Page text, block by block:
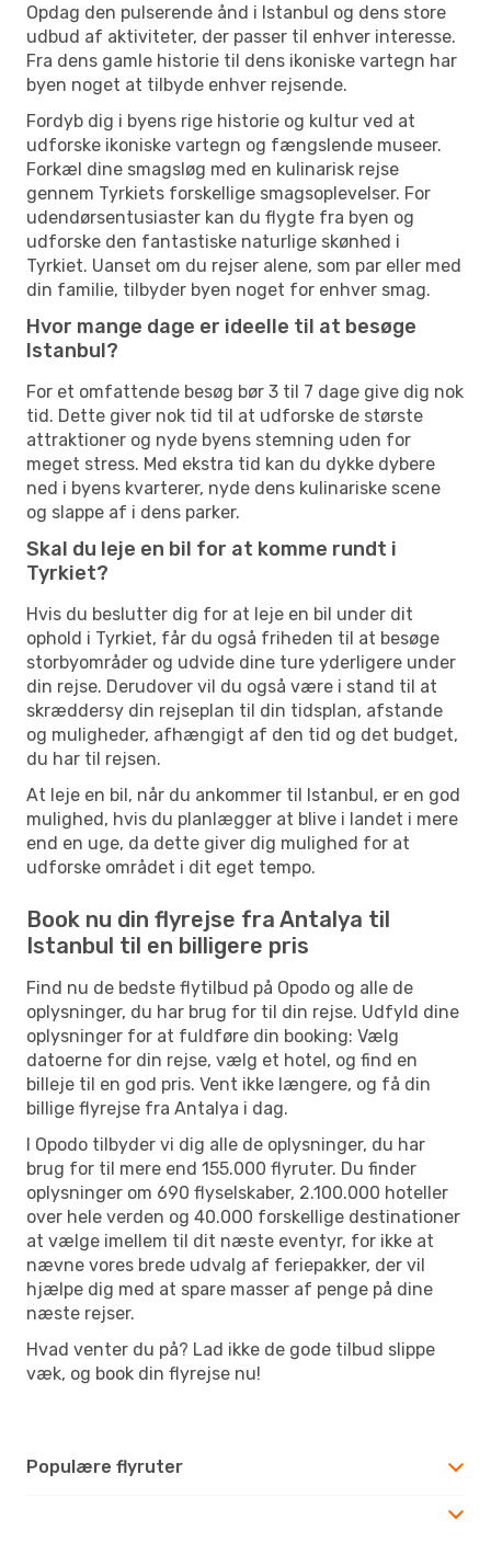
Opdag den pulserende ånd i Istanbul og dens store
udbud af aktiviteter, der passer til enhver interesse.
Fra dens gamle historie til dens ikoniske vartegn har
byen noget at tilbyde enhver rejsende.
Fordyb dig i byens rige historie og kultur ved at
udforske ikoniske vartegn og fængslende museer.
Forkæl dine smagsløg med en kulinarisk rejse
gennem Tyrkiets forskellige smagsoplevelser. For
udendørsentusiaster kan du flygte fra byen og
udforske den fantastiske naturlige skønhed i
Tyrkiet. Uanset om du rejser alene, som par eller med
din familie, tilbyder byen noget for enhver smag.
Hvor mange dage er ideelle til at besøge
Istanbul?
For et omfattende besøg bør 3 til 7 dage give dig nok
tid. Dette giver nok tid til at udforske de største
attraktioner og nyde byens stemning uden for
meget stress. Med ekstra tid kan du dykke dybere
ned i byens kvarterer, nyde dens kulinariske scene
og slappe af i dens parker.
Skal du leje en bil for at komme rundt i
Tyrkiet?
Hvis du beslutter dig for at leje en bil under dit
ophold i Tyrkiet, får du også friheden til at besøge
storbyområder og udvide dine ture yderligere under
din rejse. Derudover vil du også være i stand til at
skræddersy din rejseplan til din tidsplan, afstande
og muligheder, afhængigt af den tid og det budget,
du har til rejsen.
At leje en bil, når du ankommer til Istanbul, er en god
mulighed, hvis du planlægger at blive i landet i mere
end en uge, da dette giver dig mulighed for at
udforske området i dit eget tempo.
Book nu din flyrejse fra Antalya til
Istanbul til en billigere pris
Find nu de bedste flytilbud på Opodo og alle de
oplysninger, du har brug for til din rejse. Udfyld dine
oplysninger for at fuldføre din booking: Vælg
datoerne for din rejse, vælg et hotel, og find en
billeje til en god pris. Vent ikke længere, og få din
billige flyrejse fra Antalya i dag.
I Opodo tilbyder vi dig alle de oplysninger, du har
brug for til mere end 155.000 flyruter. Du finder
oplysninger om 690 flyselskaber, 2.100.000 hoteller
over hele verden og 40.000 forskellige destinationer
at vælge imellem til dit næste eventyr, for ikke at
nævne vores brede udvalg af feriepakker, der vil
hjælpe dig med at spare masser af penge på dine
næste rejser.
Hvad venter du på? Lad ikke de gode tilbud slippe
væk, og book din flyrejse nu!
Populære flyruter